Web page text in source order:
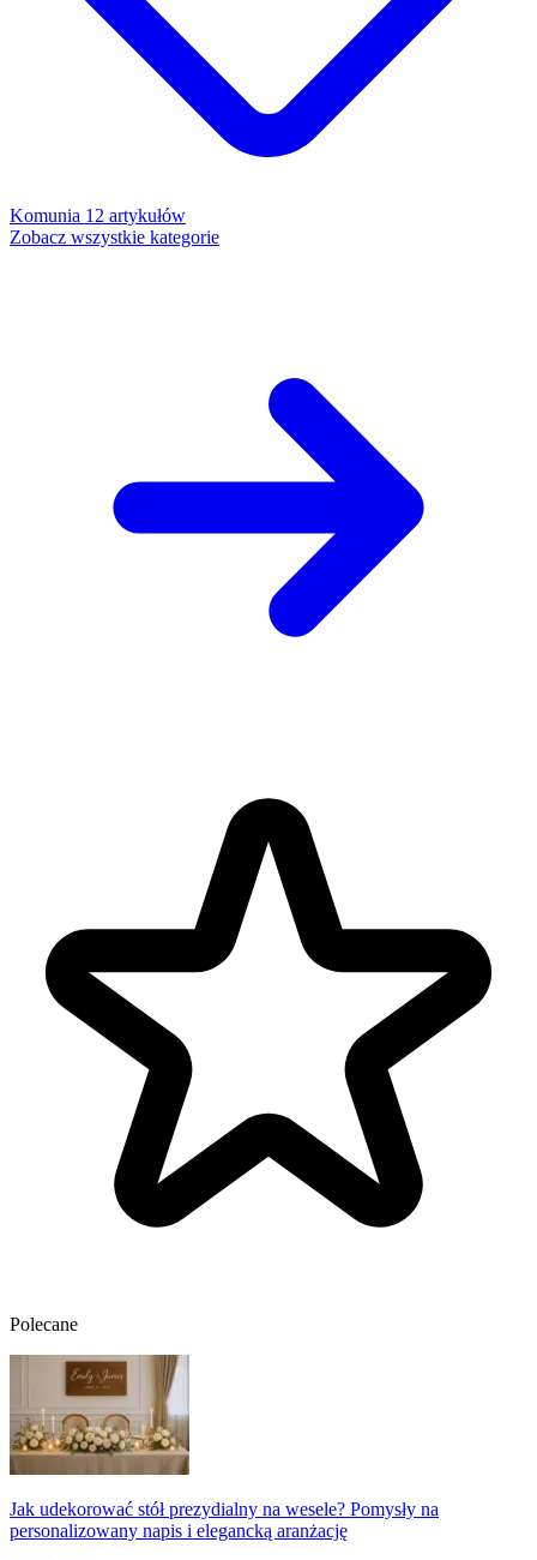
Komunia 12 artykułów
Zobacz wszystkie kategorie
Polecane
Jak udekorować stół prezydialny na wesele? Pomysły na
personalizowany napis i elegancką aranżację